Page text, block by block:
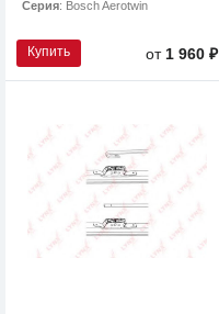
Серия: Bosch Aerotwin
Купить от1 960 ₽